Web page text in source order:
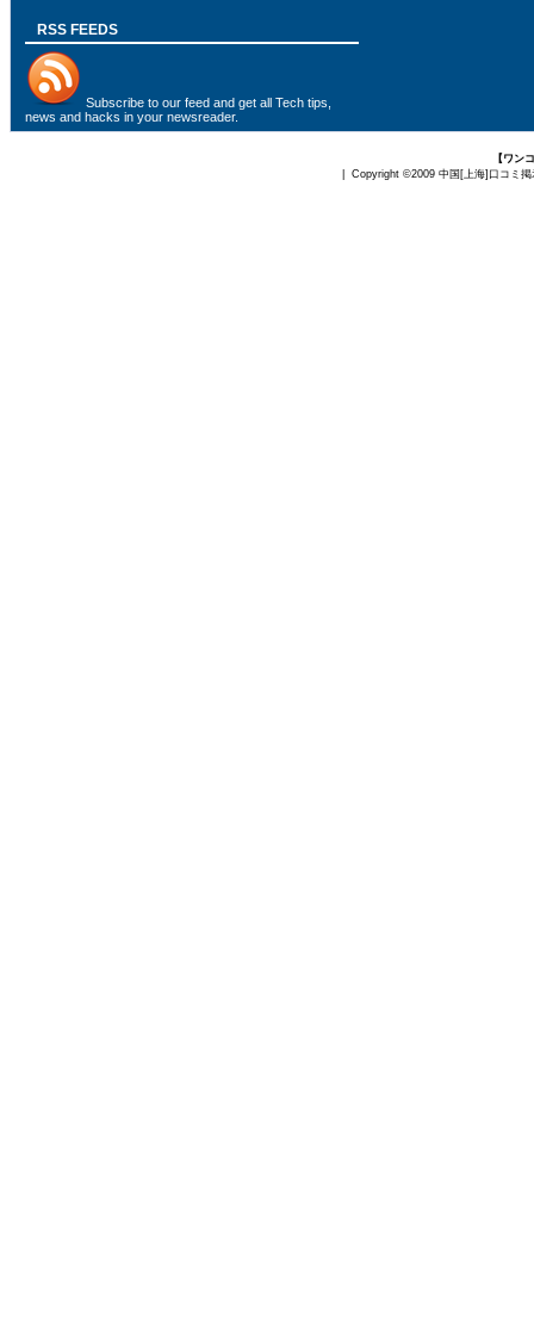
RSS FEEDS
Subscribe to our feed and get all Tech tips,
news and hacks in your newsreader.
【ワン
| Copyright ©2009 中国[上海]口コミ掲